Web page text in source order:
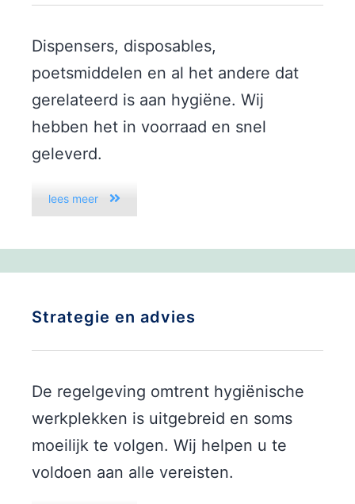
Dispensers, disposables,
poetsmiddelen en al het andere dat
gerelateerd is aan hygiëne. Wij
hebben het in voorraad en snel
geleverd.
lees meer
Strategie en advies
De regelgeving omtrent hygiënische
werkplekken is uitgebreid en soms
moeilijk te volgen. Wij helpen u te
voldoen aan alle vereisten.